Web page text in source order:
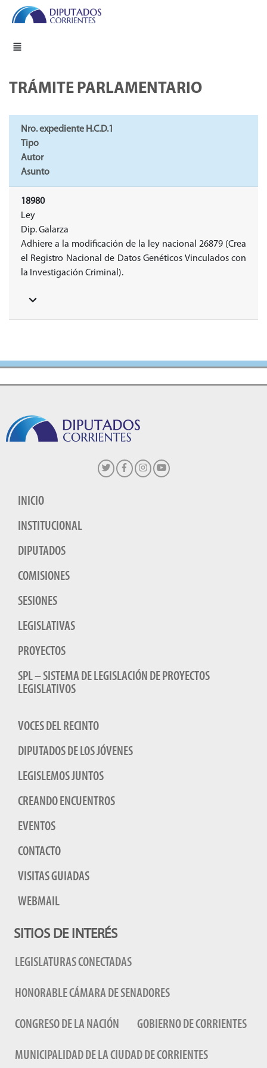
TRÁMITE PARLAMENTARIO
Nro. expediente H.C.D.1
Tipo
Autor
Asunto
18980
Ley
Dip. Galarza
Adhiere a la modificación de la ley nacional 26879 (Crea
el Registro Nacional de Datos Genéticos Vinculados con
la Investigación Criminal).
INICIO
INSTITUCIONAL
DIPUTADOS
COMISIONES
SESIONES
LEGISLATIVAS
PROYECTOS
SPL – SISTEMA DE LEGISLACIÓN DE PROYECTOS
LEGISLATIVOS
VOCES DEL RECINTO
DIPUTADOS DE LOS JÓVENES
LEGISLEMOS JUNTOS
CREANDO ENCUENTROS
EVENTOS
CONTACTO
VISITAS GUIADAS
WEBMAIL
SITIOS DE INTERÉS
LEGISLATURAS CONECTADAS
HONORABLE CÁMARA DE SENADORES
CONGRESO DE LA NACIÓN GOBIERNO DE CORRIENTES
MUNICIPALIDAD DE LA CIUDAD DE CORRIENTES